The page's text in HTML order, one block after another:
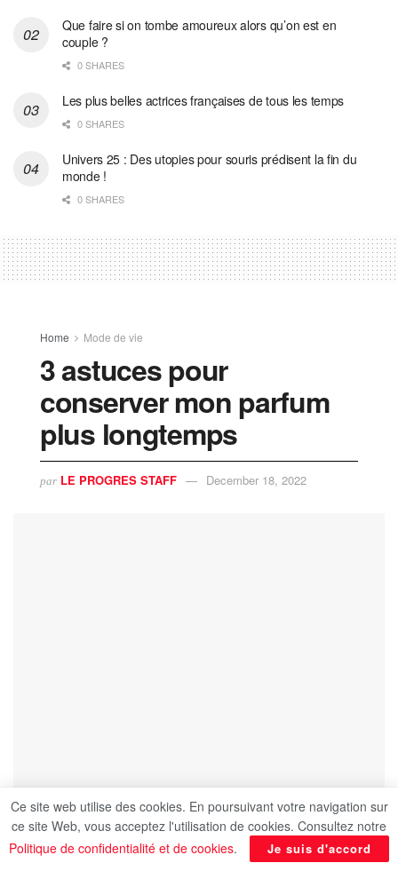
Que faire si on tombe amoureux alors qu’on est en
couple ?
0 SHARES
Les plus belles actrices françaises de tous les temps
0 SHARES
Univers 25 : Des utopies pour souris prédisent la fin du
monde !
0 SHARES
Home Mode de vie
3 astuces pour
conserver mon parfum
plus longtemps
par LE PROGRES STAFF December 18, 2022
Ce site web utilise des cookies. En poursuivant votre navigation sur
ce site Web, vous acceptez l'utilisation de cookies. Consultez notre
Politique de confidentialité et de cookies. Je suis d'accord